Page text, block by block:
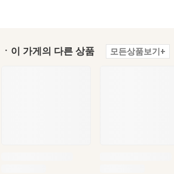
ㆍ이 가게의 다른 상품 모든상품보기+